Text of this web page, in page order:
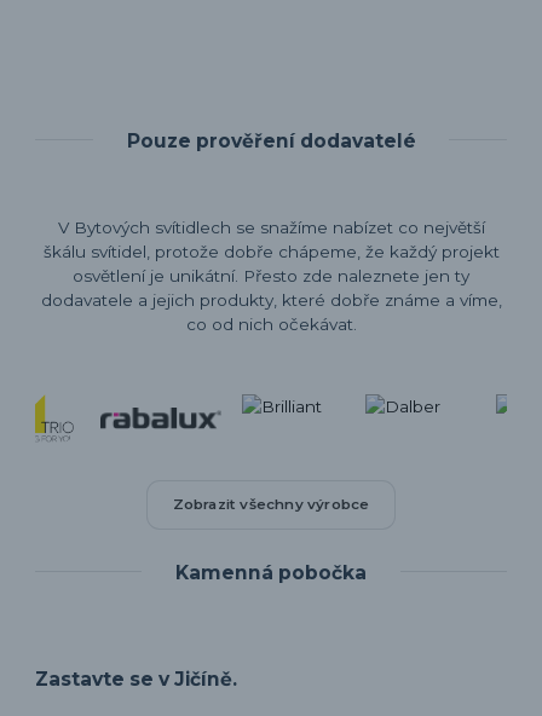
Pouze prověření dodavatelé
V Bytových svítidlech se snažíme nabízet co největší
škálu svítidel, protože dobře chápeme, že každý projekt
osvětlení je unikátní. Přesto zde naleznete jen ty
dodavatele a jejich produkty, které dobře známe a víme,
co od nich očekávat.
Zobrazit všechny výrobce
Kamenná pobočka
Zastavte se v Jičíně.